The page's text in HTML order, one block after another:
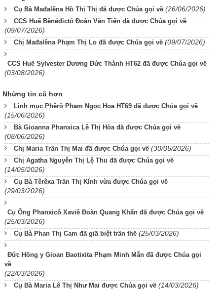
Cụ Bà Mađalêna Hồ Thị Thị đã được Chúa gọi về (26/06/2026)
CCS Huế Bênêđictô Đoàn Văn Tiến đã được Chúa gọi về
(09/07/2026)
Chị Mađalêna Phạm Thị Lo đã được Chúa gọi về (09/07/2026)
CCS Huế Sylvester Dương Đức Thành HT62 đã được Chúa gọi về
(03/08/2026)
Những tin cũ hơn
Linh mục Phêrô Pham Ngọc Hoa HT69 đã được Chúa gọi về
(15/06/2026)
Bà Gioanna Phanxica Lê Thị Hòa đã được Chúa gọi về
(08/06/2026)
Chị Maria Trần Thị Mai đã được Chúa gọi về (30/05/2026)
Chị Agatha Nguyễn Thị Lệ Thu đã được Chúa gọi về
(14/05/2026)
Cụ Bà Têrêxa Trần Thị Kính vừa được Chúa gọi về
(29/03/2026)
Cụ Ông Phanxicô Xaviê Đoàn Quang Khẩn đã được Chúa gọi về
(25/03/2026)
Cụ Bà Phan Thị Cam đã giã biệt trần thế (25/03/2026)
Đức Hồng y Gioan Baotixita Phạm Minh Mẫn đã được Chúa gọi
về
(22/03/2026)
Cụ Bà Maria Lê Thị Như Mai được Chúa gọi về (14/03/2026)